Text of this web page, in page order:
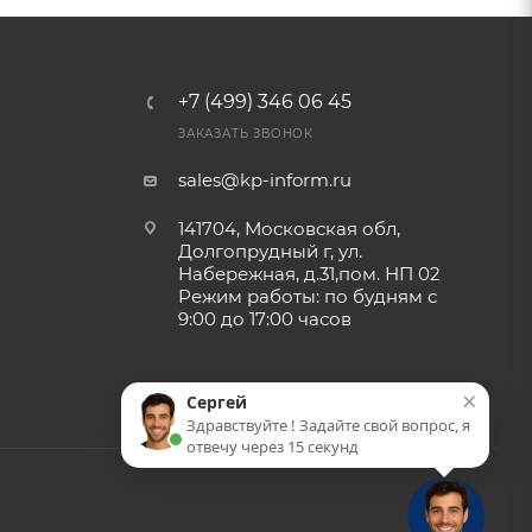
+7 (499) 346 06 45
ЗАКАЗАТЬ ЗВОНОК
sales@kp-inform.ru
141704, Московская обл,
Долгопрудный г, ул.
Набережная, д.31,пом. НП 02
Режим работы: по будням с
9:00 до 17:00 часов
×
Сергей
Здравствуйте ! Задайте свой вопрос, я
отвечу через 15 секунд